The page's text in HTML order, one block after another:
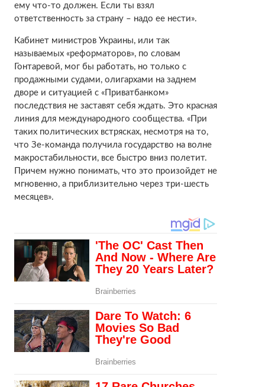
ему что-то должен. Если ты взял
ответственность за страну – надо ее нести».
Кабинет министров Украины, или так
называемых «реформаторов», по словам
Гонтаревой, мог бы работать, но только с
продажными судами, олигархами на заднем
дворе и ситуацией с «Приватбанком»
последствия не заставят себя ждать. Это красная
линия для международного сообщества. «При
таких политических встрясках, несмотря на то,
что Зе-команда получила государство на волне
макростабильности, все быстро вниз полетит.
Причем нужно понимать, что это произойдет не
мгновенно, а приблизительно через три-шесть
месяцев».